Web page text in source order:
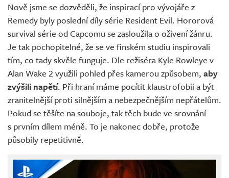
Nově jsme se dozvěděli, že inspirací pro vývojáře z
Remedy byly poslední díly série Resident Evil. Hororová
survival série od Capcomu se zasloužila o oživení žánru.
Je tak pochopitelné, že se ve finském studiu inspirovali
tím, co tady skvěle funguje. Dle režiséra Kyle Rowleye v
Alan Wake 2 využili pohled přes kamerou způsobem, aby
zvýšili napětí. Při hraní máme pocítit klaustrofobii a být
zranitelnější proti silnějším a nebezpečnějším nepřátelům.
Pokud se těšíte na souboje, tak těch bude ve srovnání
s prvním dílem méně. To je nakonec dobře, protože
působily repetitivně.